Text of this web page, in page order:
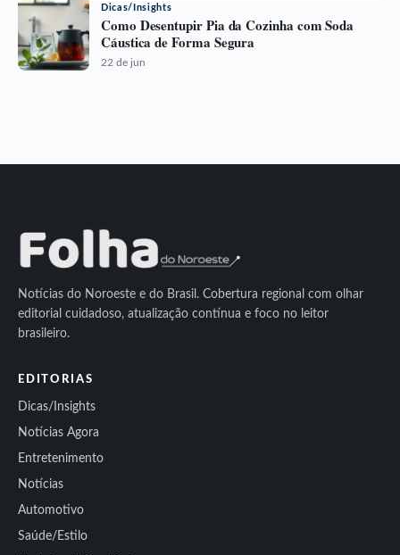
Dicas/Insights
Como Desentupir Pia da Cozinha com Soda
Cáustica de Forma Segura
22 de jun
Notícias do Noroeste e do Brasil. Cobertura regional com olhar
editorial cuidadoso, atualização contínua e foco no leitor
brasileiro.
EDITORIAS
Dicas/Insights
Notícias Agora
Entretenimento
Notícias
Automotivo
Saúde/Estilo